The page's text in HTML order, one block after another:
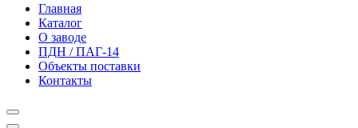
Главная
Каталог
О заводе
ПДН / ПАГ-14
Объекты поставки
Контакты